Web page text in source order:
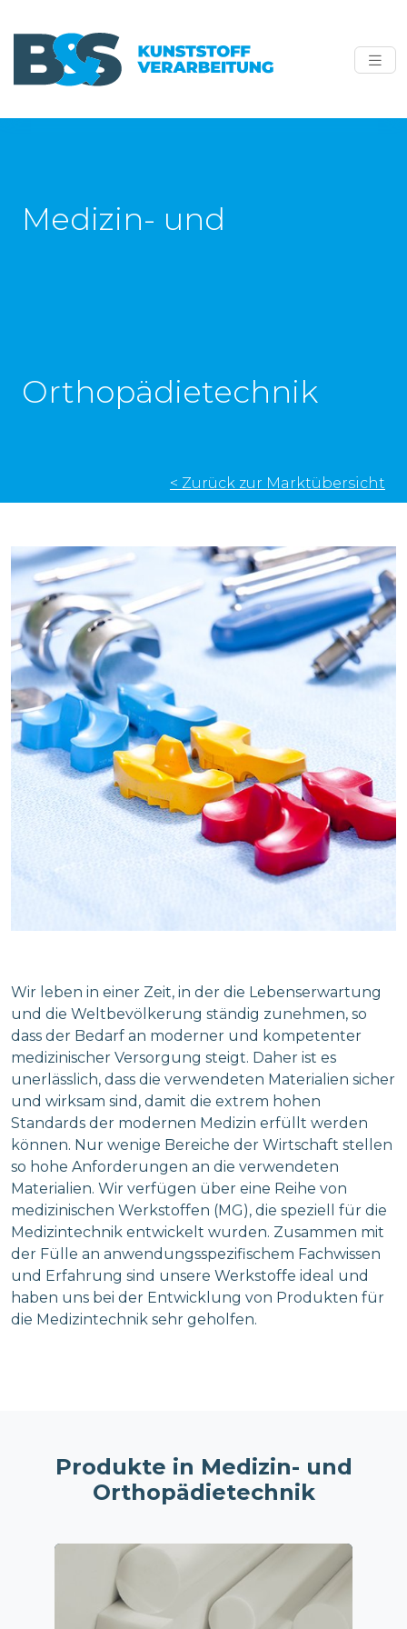
Medizin- und
Orthopädietechnik
< Zurück zur Marktübersicht
Wir leben in einer Zeit, in der die Lebenserwartung
und die Weltbevölkerung ständig zunehmen, so
dass der Bedarf an moderner und kompetenter
medizinischer Versorgung steigt. Daher ist es
unerlässlich, dass die verwendeten Materialien sicher
und wirksam sind, damit die extrem hohen
Standards der modernen Medizin erfüllt werden
können. Nur wenige Bereiche der Wirtschaft stellen
so hohe Anforderungen an die verwendeten
Materialien. Wir verfügen über eine Reihe von
medizinischen Werkstoffen (MG), die speziell für die
Medizintechnik entwickelt wurden. Zusammen mit
der Fülle an anwendungsspezifischem Fachwissen
und Erfahrung sind unsere Werkstoffe ideal und
haben uns bei der Entwicklung von Produkten für
die Medizintechnik sehr geholfen.
Produkte in Medizin- und
Orthopädietechnik